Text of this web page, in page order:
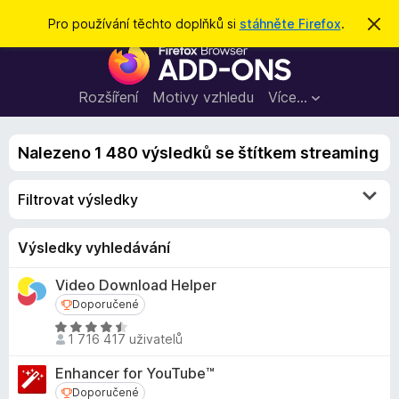
Pro používání těchto doplňků si stáhněte Firefox.
S
r
D
o
p
l
k
o
ž
Rozšíření Motivy vzhledu Více…
Přihlásit se
Nalezeno 1 480 výsledků se štítkem streaming
Filtrovat výsledky
Výsledky vyhledávání
Video Download Helper
Doporučené
Doporučené
H
o
d
n
1 716 417 uživatelů
Enhancer for YouTube™
Doporučené
Doporučené